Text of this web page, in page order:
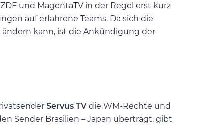
und MagentaTV in der Regel erst kurz
auf erfahrene Teams. Da sich die
kann, ist die Ankündigung der
Servus TV die WM-Rechte und
Sender Brasilien – Japan überträgt, gibt